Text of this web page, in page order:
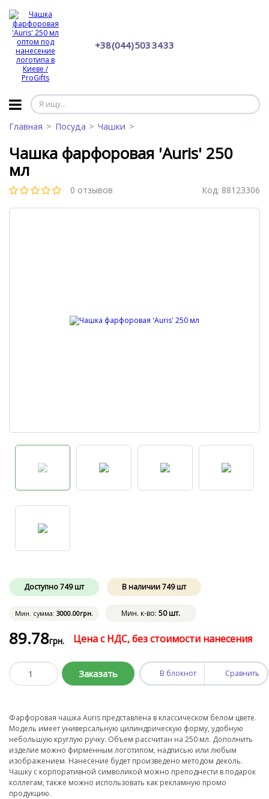
+38 (044) 503 34 33
Главная Посуда Чашки
Чашка фарфоровая 'Auris' 250
мл
0 отзывов Код: 88123306
Доступно749 шт В наличии749шт
Мин. сумма: 3000.00грн. Мин. к-во: 50 шт.
89.78грн. Цена с НДС, без стоимости нанесения
Заказать В блокнот Сравнить
Фарфоровая чашка Auris представлена в классическом белом цвете.
Модель имеет универсальную цилиндрическую форму, удобную
небольшую круглую ручку. Объем рассчитан на 250 мл. Дополнить
изделие можно фирменным логотипом, надписью или любым
изображением. Нанесение будет произведено методом деколь.
Чашку с корпоративной символикой можно преподнести в подарок
коллегам, также можно использовать как рекламную промо
продукцию.